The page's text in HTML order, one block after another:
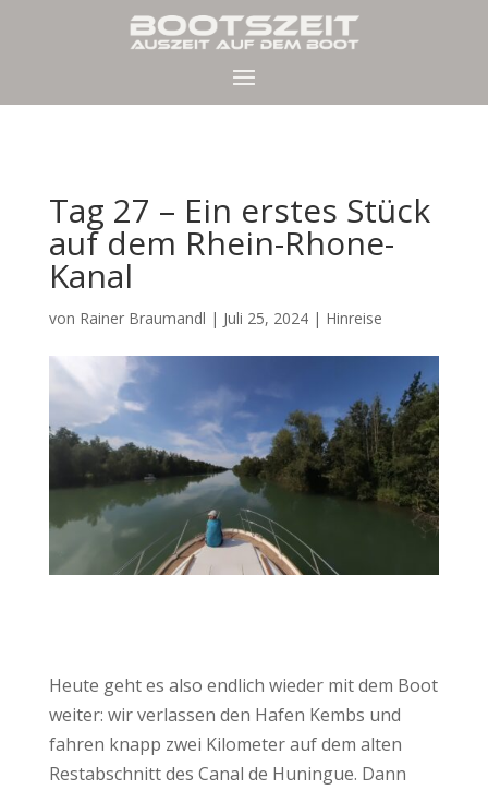
Tag 27 – Ein erstes Stück
auf dem Rhein-Rhone-
Kanal
von Rainer Braumandl | Juli 25, 2024| Hinreise
Heute geht es also endlich wieder mit dem Boot
weiter: wir verlassen den Hafen Kembs und
fahren knapp zwei Kilometer auf dem alten
Restabschnitt des Canal de Huningue. Dann